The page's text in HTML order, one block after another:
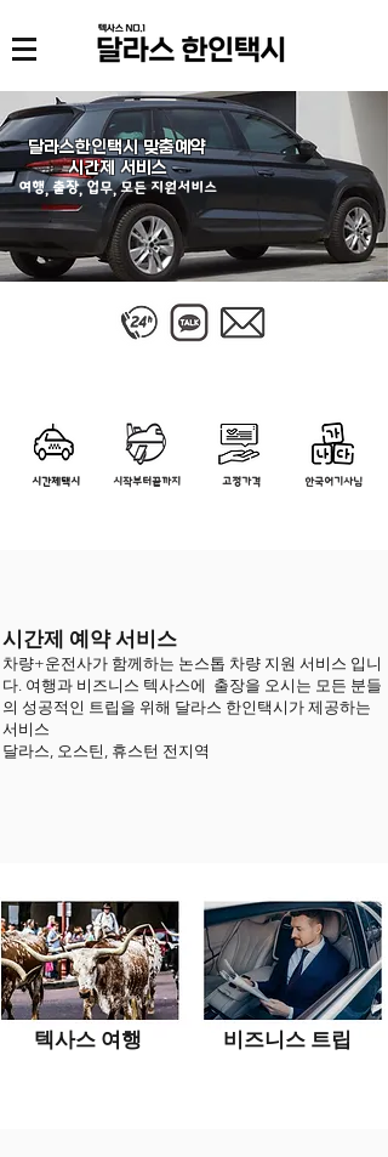
달라스한인택시 맞춤예약
​시간제 서비스
여행, 출장, 업무, 모든 지원서비스
​시간제택시 시작부터끝까지 ​고정가격 ​한국어기사님
시간제 예약 서비스
차량+운전사가 함께하는 논스톱 차량 지원 서비스 입니
다. 여행과 비즈니스 텍사스에 출장을 오시는 모든 분들
의 성공적인 트립을 위해 달라스 한인택시가 제공하는
서비스
​달라스, 오스틴, 휴스턴 전지역
​비즈니스 트립
​텍사스 여행